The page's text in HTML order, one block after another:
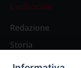
L’editoriale
Redazione
Storia